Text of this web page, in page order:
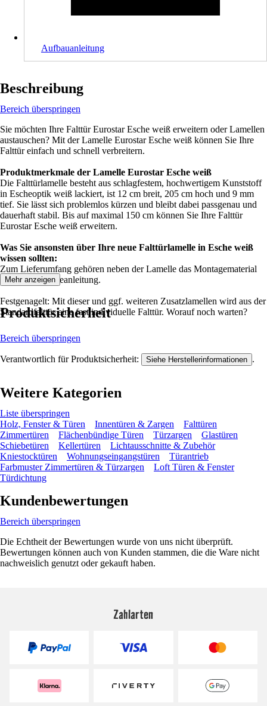
Aufbauanleitung
Beschreibung
Bereich überspringen
Sie möchten Ihre Falttür Eurostar Esche weiß erweitern oder Lamellen
austauschen? Mit der Lamelle Eurostar Esche weiß können Sie Ihre
Falttür einfach und schnell verbreitern.
Produktmerkmale der Lamelle Eurostar Esche weiß
Die Falttürlamelle besteht aus schlagfestem, hochwertigem Kunststoff
in Escheoptik weiß lackiert, ist 12 cm breit, 205 cm hoch und 9 mm
tief. Sie lässt sich problemlos kürzen und bleibt dabei passgenau und
dauerhaft stabil. Bis auf maximal 150 cm können Sie Ihre Falttür
Eurostar Esche weiß erweitern.
Was Sie ansonsten über Ihre neue Falttürlamelle in Esche weiß
wissen sollten:
Zum Lieferumfang gehören neben der Lamelle das Montagematerial
und die Montageanleitung.
Festgenagelt: Mit dieser und ggf. weiteren Zusatzlamellen wird aus der
Standardfalttür eine fast individuelle Falttür. Worauf noch warten?
Mehr anzeigen
Produktsicherheit
Bereich überspringen
Verantwortlich für Produktsicherheit: Siehe Herstellerinformationen .
Weitere Kategorien
Liste überspringen
Holz, Fenster & Türen
Innentüren & Zargen
Falttüren
Zimmertüren
Flächenbündige Türen Türzargen
Glastüren
Schiebetüren
Kellertüren
Lichtausschnitte & Zubehör
Kniestocktüren
Wohnungseingangstüren
Türantrieb
Farbmuster Zimmertüren & Türzargen
Loft Türen & Fenster
Türdichtung
Kundenbewertungen
Bereich überspringen
Die Echtheit der Bewertungen wurde von uns nicht überprüft.
Bewertungen können auch von Kunden stammen, die die Ware nicht
nachweislich genutzt oder gekauft haben.
Zahlarten